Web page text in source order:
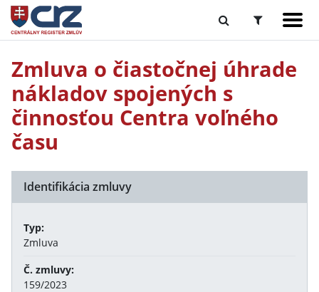
Zmluva o čiastočnej úhrade
nákladov spojených s
činnosťou Centra voľného
času
Identifikácia zmluvy
Typ:
Zmluva
Č. zmluvy:
159/2023